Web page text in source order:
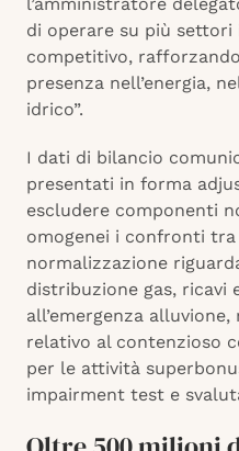
l’amministratore
di operare su più
competitivo,
presenza nell’energia,
idrico”.
I dati di bilancio
presentati in forma
escludere componenti
omogenei i confronti
normalizzazione
distribuzione gas, ricavi
all’emergenza
relativo al contenzioso
per le attività
impairment test e